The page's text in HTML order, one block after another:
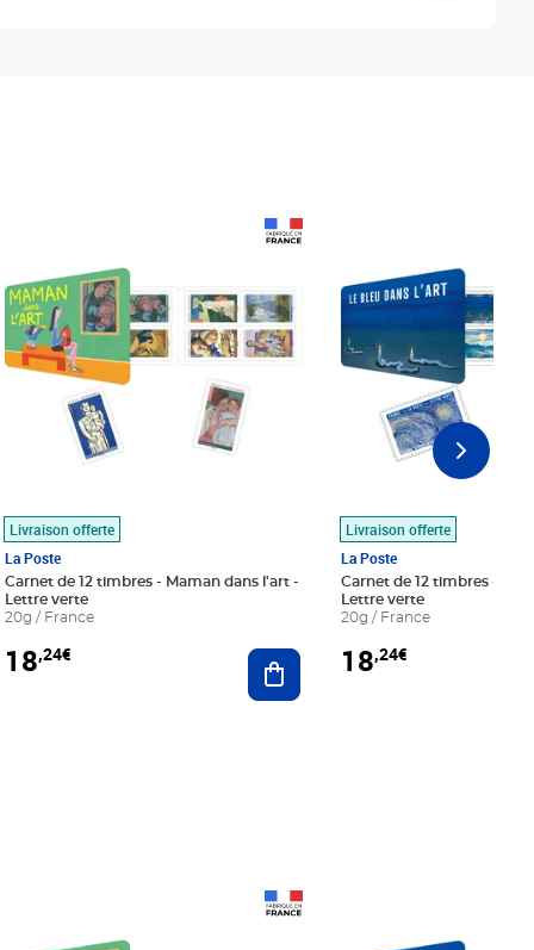
au panier
Livraison offerte
La Poste
Carnet de 12 timbres - Maman dans l'art -
Lettre verte
20g / France
18,24€ Ajouter au panier
Livraison offerte
La Poste
Carnet de 12 timbres - Le
Lettre verte
20g / France
18,24€